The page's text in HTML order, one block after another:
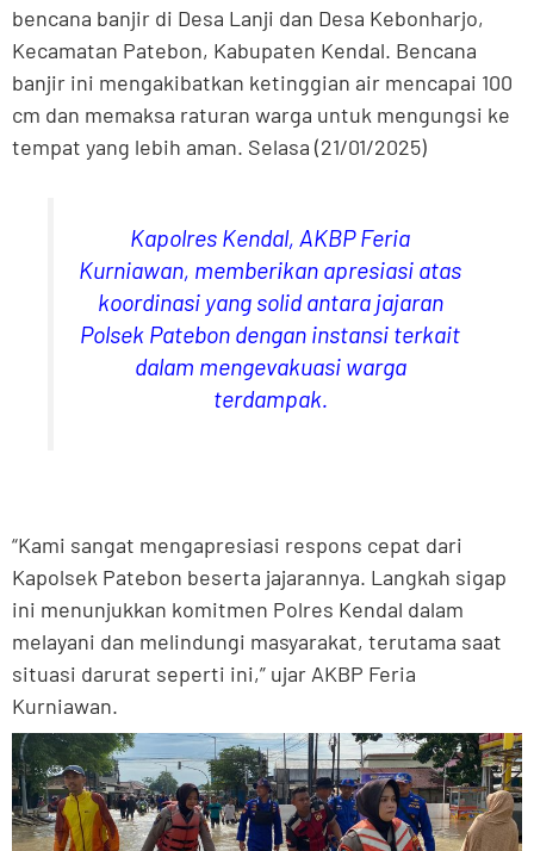
bencana banjir di Desa Lanji dan Desa Kebonharjo,
Kecamatan Patebon, Kabupaten Kendal. Bencana
banjir ini mengakibatkan ketinggian air mencapai 100
cm dan memaksa raturan warga untuk mengungsi ke
tempat yang lebih aman. Selasa (21/01/2025)
Kapolres Kendal, AKBP Feria
Kurniawan, memberikan apresiasi atas
koordinasi yang solid antara jajaran
Polsek Patebon dengan instansi terkait
dalam mengevakuasi warga
terdampak.
“Kami sangat mengapresiasi respons cepat dari
Kapolsek Patebon beserta jajarannya. Langkah sigap
ini menunjukkan komitmen Polres Kendal dalam
melayani dan melindungi masyarakat, terutama saat
situasi darurat seperti ini,” ujar AKBP Feria
Kurniawan.